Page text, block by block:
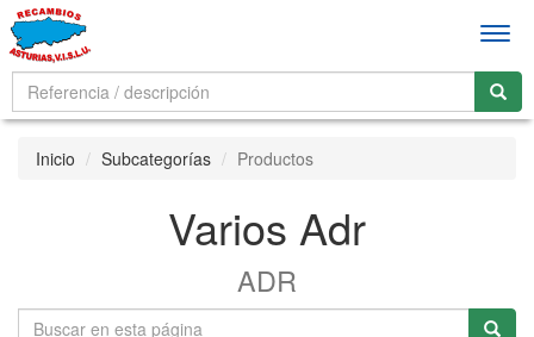
Inicio Subcategorías Productos
Varios Adr
ADR